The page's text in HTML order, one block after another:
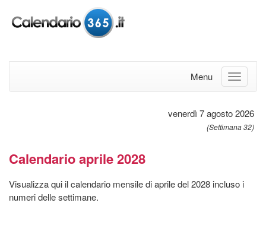
Menu
venerdì 7 agosto 2026
(Settimana 32)
Calendario aprile 2028
Visualizza qui il calendario mensile di aprile del 2028 incluso i
numeri delle settimane.